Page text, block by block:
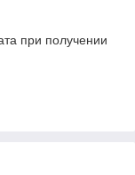
при получении